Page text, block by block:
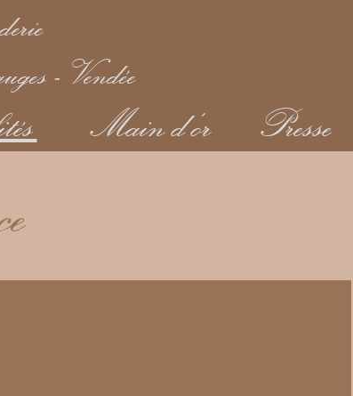
- Vendée
Main d'or Presse